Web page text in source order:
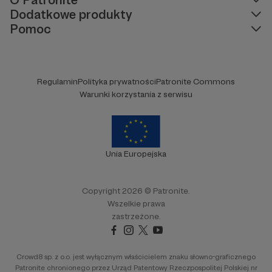
Dodatkowe produkty
Pomoc
RegulaminPolityka prywatnościPatronite Commons
Warunki korzystania z serwisu
Unia Europejska
Copyright 2026 © Patronite.
Wszelkie prawa
zastrzeżone.
Crowd8 sp. z o.o. jest wyłącznym właścicielem znaku słowno-graficznego
Patronite chronionego przez Urząd Patentowy Rzeczpospolitej Polskiej nr